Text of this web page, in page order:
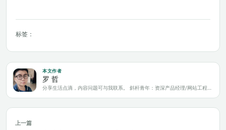
标签：
本文作者
罗 哲
上一篇